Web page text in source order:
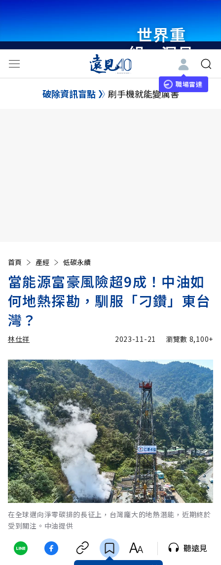
世界重
組・洞見
未來 與
世界領袖
職場雷達
破除資訊盲點 刷手機就能變厲害
首頁 產經 低碳永續
當能源富豪風險超9成！中油如
何地熱探勘，馴服「刁鑽」東台
灣？
林仕祥 2023-11-21 瀏覽數 8,100+
在全球邁向淨零碳排的長征上，台灣龐大的地熱潛能，近期終於
受到關注。中油提供
聽遠見